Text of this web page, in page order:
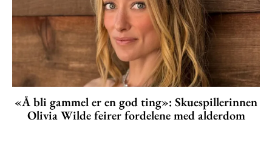
«Å bli gammel er en god ting»: Skuespillerinnen
Olivia Wilde feirer fordelene med alderdom